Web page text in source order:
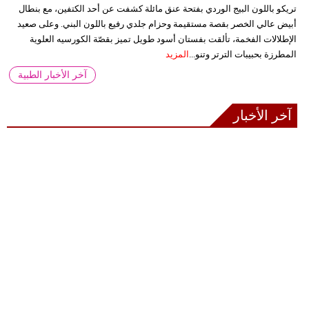
تريكو باللون البيج الوردي بفتحة عنق مائلة كشفت عن أحد الكتفين، مع بنطال
أبيض عالي الخصر بقصة مستقيمة وحزام جلدي رفيع باللون البني. وعلى صعيد
الإطلالات الفخمة، تألقت بفستان أسود طويل تميز بقصّة الكورسيه العلوية
المطرزة بحبيبات الترتر وتنو... المزيد
آخر الأخبار الطبية
آخر الأخبار